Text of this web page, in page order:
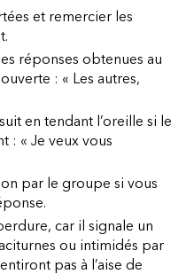
et remercier les
réponses obtenues au
: « Les autres,
en tendant l’oreille si le
: « Je veux vous
par le groupe si vous
car il signale un
ou intimidés par
pas à l’aise de